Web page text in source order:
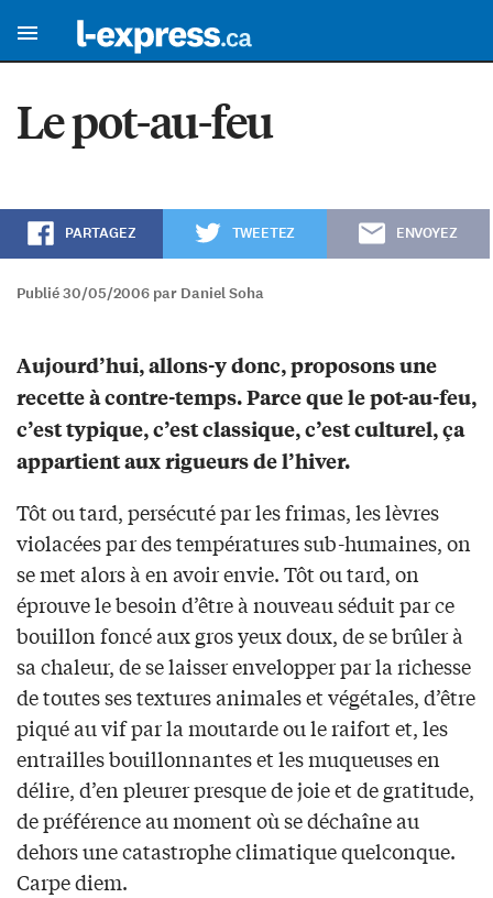
Le pot-au-feu
PARTAGEZ TWEETEZ ENVOYEZ
Publié 30/05/2006 par Daniel Soha
Aujourd’hui, allons-y donc, proposons une
recette à contre-temps. Parce que le pot-au-feu,
c’est typique, c’est classique, c’est culturel, ça
appartient aux rigueurs de l’hiver.
Tôt ou tard, persécuté par les frimas, les lèvres
violacées par des températures sub-humaines, on
se met alors à en avoir envie. Tôt ou tard, on
éprouve le besoin d’être à nouveau séduit par ce
bouillon foncé aux gros yeux doux, de se brûler à
sa chaleur, de se laisser envelopper par la richesse
de toutes ses textures animales et végétales, d’être
piqué au vif par la moutarde ou le raifort et, les
entrailles bouillonnantes et les muqueuses en
délire, d’en pleurer presque de joie et de gratitude,
de préférence au moment où se déchaîne au
dehors une catastrophe climatique quelconque.
Carpe diem.